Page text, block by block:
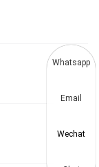
Whatsapp
Email
Wechat